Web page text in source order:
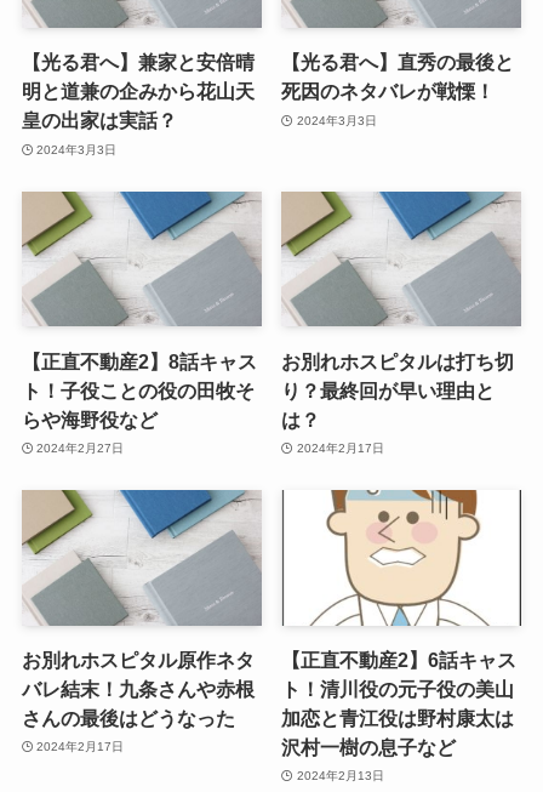
【光る君へ】兼家と安倍晴
明と道兼の企みから花山天
皇の出家は実話？
2024年3月3日
【光る君へ】直秀の最後と
死因のネタバレが戦慄！
2024年3月3日
【正直不動産2】8話キャス
ト！子役ことの役の田牧そ
らや海野役など
2024年2月27日
お別れホスピタルは打ち切
り？最終回が早い理由と
は？
2024年2月17日
お別れホスピタル原作ネタ
バレ結末！九条さんや赤根
さんの最後はどうなった
2024年2月17日
【正直不動産2】6話キャス
ト！清川役の元子役の美山
加恋と青江役は野村康太は
沢村一樹の息子など
2024年2月13日